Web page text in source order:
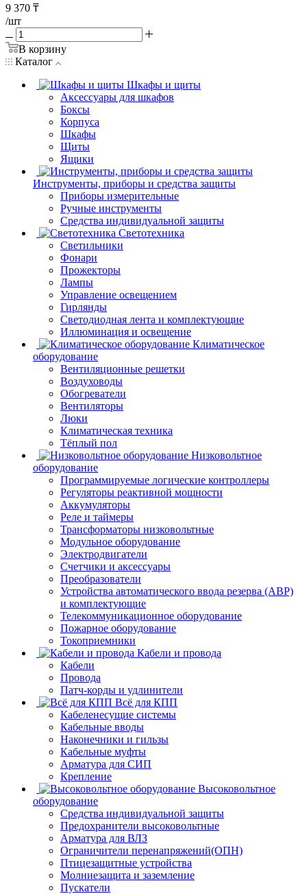
9 370 ₸
/шт
В корзину
Каталог
Шкафы и щиты
Аксессуары для шкафов
Боксы
Корпуса
Шкафы
Щиты
Ящики
Инструменты, приборы и средства защиты
Приборы измерительные
Ручные инструменты
Средства индивидуальной защиты
Светотехника
Светильники
Фонари
Прожекторы
Лампы
Управление освещением
Гирлянды
Светодиодная лента и комплектующие
Иллюминация и освещение
Климатическое
оборудование
Вентиляционные решетки
Воздуховоды
Обогреватели
Вентиляторы
Люки
Климатическая техника
Тёплый пол
Низковольтное
оборудование
Программируемые логические контроллеры
Регуляторы реактивной мощности
Аккумуляторы
Реле и таймеры
Трансформаторы низковольтные
Модульное оборудование
Электродвигатели
Счетчики и аксессуары
Преобразователи
Устройства автоматического ввода резерва (АВР)
и комплектующие
Телекоммуникационное оборудование
Пожарное оборудование
Токоприемники
Кабели и провода
Кабели
Провода
Патч-корды и удлинители
Всё для КПП
Кабеленесущие системы
Кабельные вводы
Наконечники и гильзы
Кабельные муфты
Арматура для СИП
Крепление
Высоковольтное
оборудование
Средства индивидуальной защиты
Предохранители высоковольтные
Арматура для ВЛЗ
Ограничители перенапряжений(ОПН)
Птицезащитные устройства
Молниезащита и заземление
Пускатели